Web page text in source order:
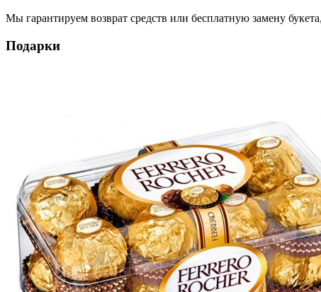
Мы гарантируем возврат средств или бесплатную замену
Подарки